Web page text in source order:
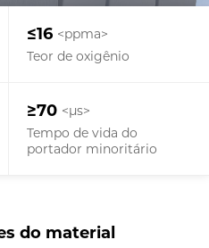
≤16 <ppma>
Teor de oxigênio
≥70 <µs>
Tempo de vida do
portador minoritário
do material